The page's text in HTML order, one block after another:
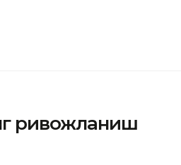
ривожланиш